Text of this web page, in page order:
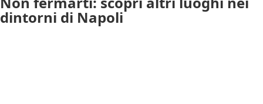
dintorni di Napoli